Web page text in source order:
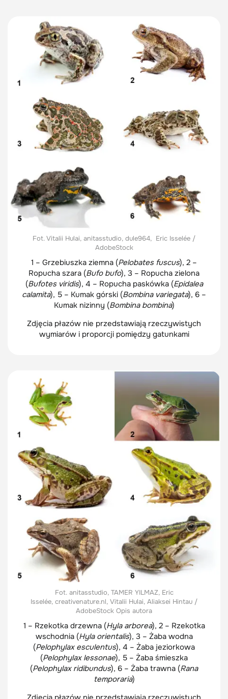
Fot. Vitalii Hulai, anitasstudio, dule964, Eric Isselée /
AdobeStock
1 – Grzebiuszka ziemna (Pelobates fuscus), 2 –
Ropucha szara (Bufo bufo), 3 – Ropucha zielona
(Bufotes viridis), 4 – Ropucha paskówka (Epidalea
calamita), 5 – Kumak górski (Bombina variegata), 6 –
Kumak nizinny (Bombina bombina)
Zdjęcia płazów nie przedstawiają rzeczywistych
wymiarów i proporcji pomiędzy gatunkami
Fot. anitasstudio, TAMER YILMAZ, Eric
Isselée, creativenature.nl, Vitalii Hulai, Aliaksei Hintau /
AdobeStock Opis autora
1 – Rzekotka drzewna (Hyla arborea), 2 – Rzekotka
wschodnia (Hyla orientalis), 3 – Żaba wodna
(Pelophylax esculentus), 4 – Żaba jeziorkowa
(Pelophylax lessonae), 5 – Żaba śmieszka
(Pelophylax ridibundus), 6 – Żaba trawna (Rana
temporaria)